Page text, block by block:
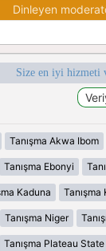
Dinleyen
Size en iyi hizmeti
Tanışma Akwa Ibom
Tanışma Ebonyi
Kaduna Tanışma
Tanışma Niger
Tanışma Plateau State